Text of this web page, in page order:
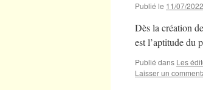
Publié le 11/07/2022
Dès la création
est l’aptitude du
Publié dans Les
Laisser un